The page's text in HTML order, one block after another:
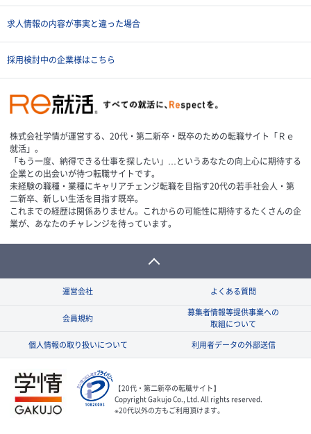
求人情報の内容が事実と違った場合
採用検討中の企業様はこちら
株式会社学情が運営する、20代・第二新卒・既卒のための転職サイト「Ｒｅ
就活」。
「もう一度、納得できる仕事を探したい」…というあなたの向上心に期待する
企業との出会いが待つ転職サイトです。
未経験の職種・業種にキャリアチェンジ転職を目指す20代の若手社会人・第
二新卒、新しい生活を目指す既卒。
これまでの経歴は関係ありません。これからの可能性に期待するたくさんの企
業が、あなたのチャレンジを待っています。
運営会社 よくある質問
会員規約
募集者情報等提供事業への
取組について
個人情報の取り扱いについて
利用者データの外部送信
【20代・第二新卒の転職サイト】
Copyright Gakujo Co., Ltd. All rights reserved.
※20代以外の方もご利用頂けます。